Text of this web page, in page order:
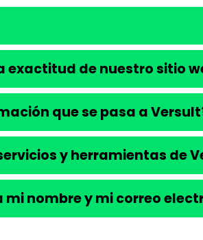
exactitud de nuestro sitio
que se pasa a
y herramientas de
mi nombre y mi correo